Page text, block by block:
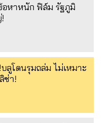
อหาหนัก ฟิล์ม รัฐภูมิ
ลูโดนรุมถล่ม ไม่เหมาะ
ซ่า!